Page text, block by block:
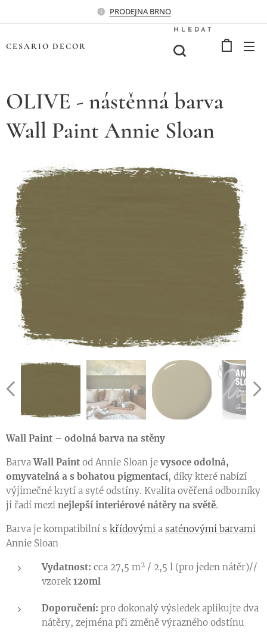
PRODEJNA BRNO
CESARIO DECOR
HLEDAT
OLIVE - nástěnná barva
Wall Paint Annie Sloan
Wall Paint – odolná barva na stěny
BarvaWall Paint od Annie Sloan je vysoce odolná,
omyvatelná a s bohatou pigmentací, díky které nabízí
výjimečné krytí a syté odstíny. Kvalita ověřená odborníky
ji řadí mezi nejlepší interiérové nátěry na světě.
Barva je kompatibilní s křídovými a saténovými barvami
Annie Sloan
Vydatnost: cca 27,5 m² / 2,5 l (pro jeden nátěr)//
vzorek 120ml
Doporučení: pro dokonalý výsledek aplikujte dva
nátěry, zejména při změně výrazného odstínu